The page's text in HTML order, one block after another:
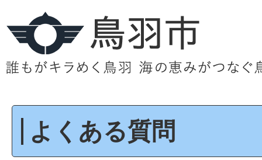
よくある質問